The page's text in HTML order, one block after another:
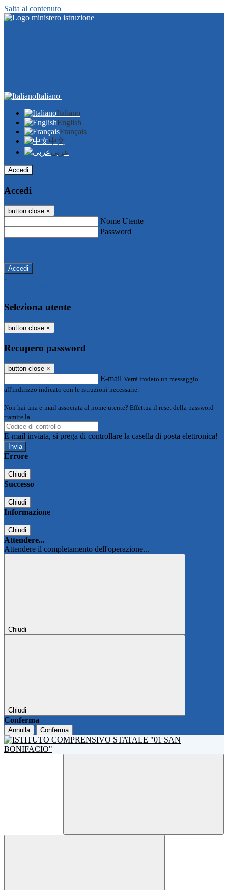
Salta al contenuto
Italiano
Italiano
English
Français
中文
عربى
Accedi
Accedi
button close ×
Nome Utente
Password
-
Seleziona utente
button close ×
Recupero password
button close ×
E-mail Verrà inviato un messaggio
all'indirizzo indicato con le istruzioni necessarie.
Non hai una e-mail associata al nome utente? Effettua il reset della password
tramite la
E-mail inviata, si prega di controllare la casella di posta elettronica!
Errore
Chiudi
Successo
Chiudi
Informazione
Chiudi
Attendere...
Attendere il completamento dell'operazione...
Chiudi
Chiudi
Conferma
Annulla Conferma